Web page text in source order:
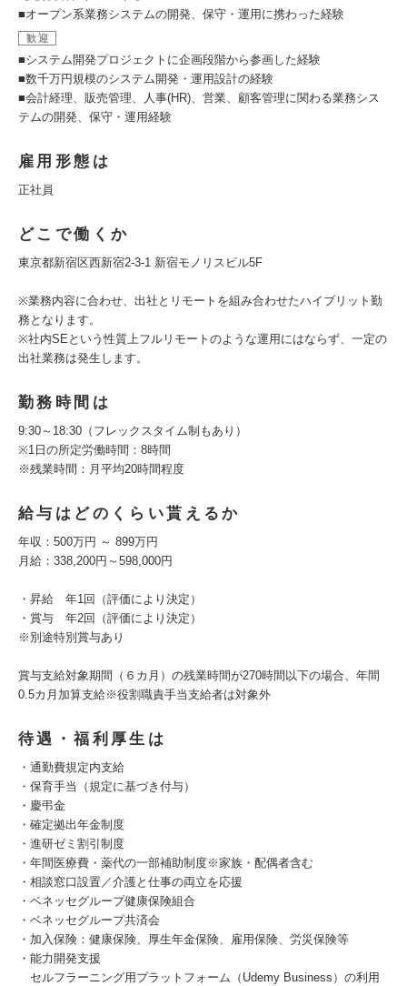
■オープン系業務システムの開発、保守・運用に携わった経験
歓迎
■システム開発プロジェクトに企画段階から参画した経験
■数千万円規模のシステム開発・運用設計の経験
■会計経理、販売管理、人事(HR)、営業、顧客管理に関わる業務シス
テムの開発、保守・運用経験
雇用形態は
正社員
どこで働くか
東京都新宿区西新宿2-3-1 新宿モノリスビル5F
※業務内容に合わせ、出社とリモートを組み合わせたハイブリット勤
務となります。
※社内SEという性質上フルリモートのような運用にはならず、一定の
出社業務は発生します。
勤務時間は
9:30～18:30（フレックスタイム制もあり）
※1日の所定労働時間：8時間
※残業時間：月平均20時間程度
給与はどのくらい貰えるか
年収：500万円 ～ 899万円
月給：338,200円～598,000円
・昇給 年1回（評価により決定）
・賞与 年2回（評価により決定）
※別途特別賞与あり
賞与支給対象期間（６カ月）の残業時間が270時間以下の場合、年間
0.5カ月加算支給※役割職責手当支給者は対象外
待遇・福利厚生は
・通勤費規定内支給
・保育手当（規定に基づき付与）
・慶弔金
・確定拠出年金制度
・進研ゼミ割引制度
・年間医療費・薬代の一部補助制度※家族・配偶者含む
・相談窓口設置／介護と仕事の両立を応援
・ベネッセグループ健康保険組合
・ベネッセグループ共済会
・加入保険：健康保険、厚生年金保険、雇用保険、労災保険等
・能力開発支援
セルフラーニング用プラットフォーム（Udemy Business）の利用